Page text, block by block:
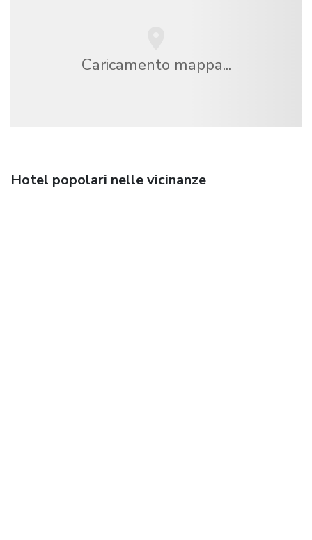
Caricamento mappa...
Hotel popolari nelle vicinanze